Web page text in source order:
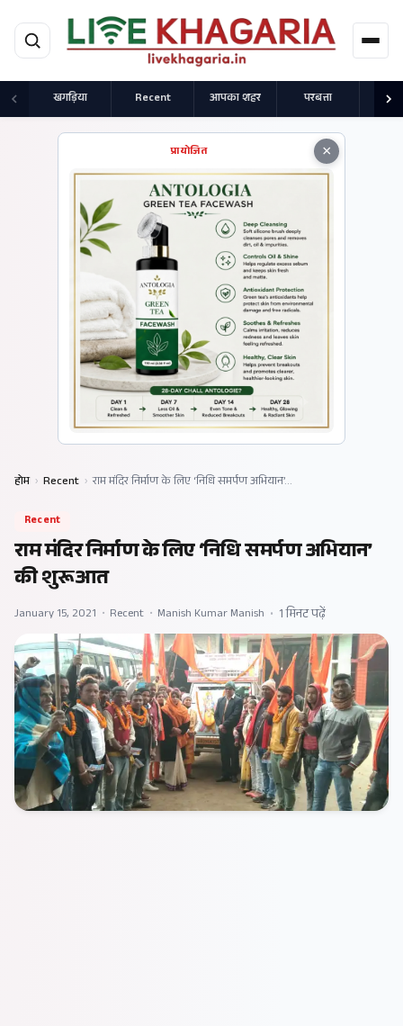
मुख्य सामग्री पर जाएं
खगड़िया Recent आपका शहर परबत्ता
×
प्रायोजित
होम › Recent › राम मंदिर निर्माण के लिए ‘निधि समर्पण अभियान’…
Recent
राम मंदिर निर्माण के लिए ‘निधि समर्पण अभियान’
की शुरूआत
January 15, 2021 • Recent • Manish Kumar Manish • 1 मिनट पढ़ें